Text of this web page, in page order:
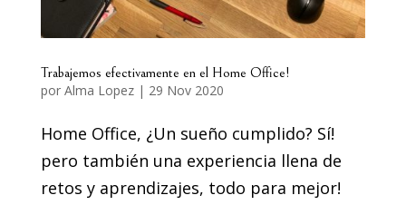
Trabajemos efectivamente en el Home Office!
por Alma Lopez| 29 Nov 2020
Home Office, ¿Un sueño cumplido? Sí!
pero también una experiencia llena de
retos y aprendizajes, todo para mejor!